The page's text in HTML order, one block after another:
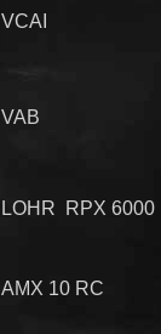
VCAI
VAB
LOHR RPX 6000
AMX 10 RC